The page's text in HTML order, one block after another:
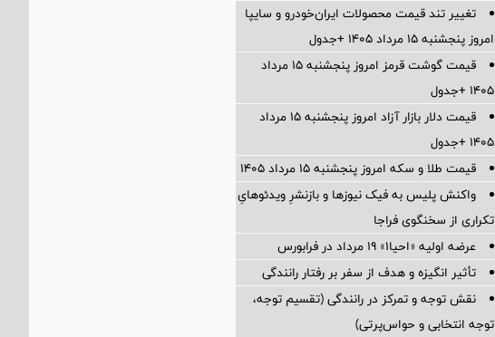
تغییر تند قیمت محصولات ایران‌خودرو و سایپا
امروز پنجشنبه ۱۵ مرداد ۱۴۰۵ +جدول
قیمت گوشت قرمز امروز پنجشنبه ۱۵ مرداد
۱۴۰۵ +جدول
قیمت دلار بازار آزاد امروز پنجشنبه ۱۵ مرداد
۱۴۰۵ +جدول
قیمت طلا و سکه امروز پنجشنبه ۱۵ مرداد ۱۴۰۵
واکنش پلیس به فیک نیوزها و بازنشرِ ویدئوهایِ
تکراری از سخنگوی فراجا
عرضه اولیه «احیا۱» ۱۹ مرداد در فرابورس
تأثیر انگیزه و هدف از سفر بر رفتار رانندگی
نقش توجه و تمرکز در رانندگی (تقسیم توجه،
توجه انتخابی و حواس‌پرتی)